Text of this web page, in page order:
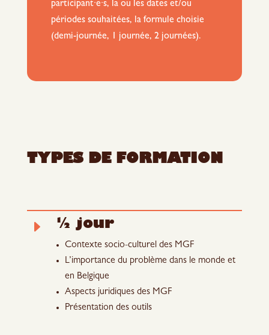
participant·e·s, la ou les dates et/ou
périodes souhaitées, la formule choisie
(demi-journée, 1 journée, 2 journées).
TYPES DE FORMATION
E ½ jour
Contexte socio-culturel des MGF
L’importance du problème dans le monde et
en Belgique
Aspects juridiques des MGF
Présentation des outils